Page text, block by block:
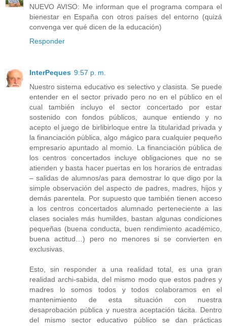
NUEVO AVISO: Me informan que el programa compara el
bienestar en España con otros países del entorno (quizá
convenga ver qué dicen de la educación)
Responder
InterPeques 9:57 p. m.
Nuestro sistema educativo es selectivo y clasista. Se puede
entender en el sector privado pero no en el público en el
cual también incluyo el sector concertado por estar
sostenido con fondos públicos, aunque entiendo y no
acepto el juego de birlibirloque entre la titularidad privada y
la financiación pública, algo mágico para cualquier pequeño
empresario apuntado al momio. La financiación pública de
los centros concertados incluye obligaciones que no se
atienden y basta hacer puertas en los horarios de entradas
– salidas de alumnos/as para demostrar lo que digo por la
simple observación del aspecto de padres, madres, hijos y
demás parentela. Por supuesto que también tienen acceso
a los centros concertados alumnado perteneciente a las
clases sociales más humildes, bastan algunas condiciones
pequeñas (buena conducta, buen rendimiento académico,
buena actitud…) pero no menores si se convierten en
exclusivas.
Esto, sin responder a una realidad total, es una gran
realidad archi-sabida, del mismo modo que estos padres y
madres lo somos todos y todos colaboramos en el
mantenimiento de esta situación con nuestra
desaprobación pública y nuestra aceptación tácita. Dentro
del mismo sector educativo público se dan prácticas